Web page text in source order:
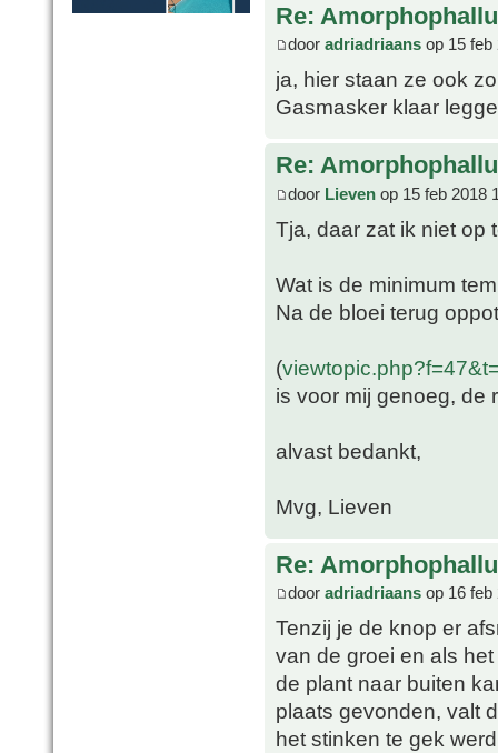
Re:
door adriadriaans op 15 feb
ja, hier staan ze ook
Gasmasker klaar
Re:
door Lieven op 15 feb 2018
Tja, daar zat ik niet op
Wat is de minimum
Na de bloei terug
(
is voor mij genoeg, de
alvast bedankt,
Mvg, Lieven
Re:
door adriadriaans op 16 feb
Tenzij je de knop er
van de groei en als
de plant naar buiten
plaats gevonden, valt
het stinken te gek